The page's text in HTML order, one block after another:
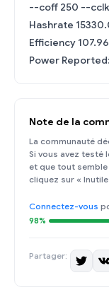
--coff 250 --cclk
Hashrate
Efficiency
Power
Note de la
La communauté
Si vous avez testé
et que tout semble
cliquez sur « Inutile
Connectez-vous
98%
Partager: